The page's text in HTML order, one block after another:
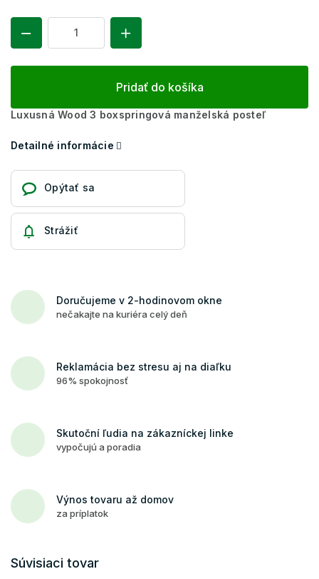
Pridať do košíka
Luxusná Wood 3 boxspringová manželská posteľ
Detailné informácie
Opýtať sa
Strážiť
Doručujeme v 2-hodinovom okne
nečakajte na kuriéra celý deň
Reklamácia bez stresu aj na diaľku
96% spokojnosť
Skutoční ľudia na zákazníckej linke
vypočujú a poradia
Výnos tovaru až domov
za príplatok
Súvisiaci tovar